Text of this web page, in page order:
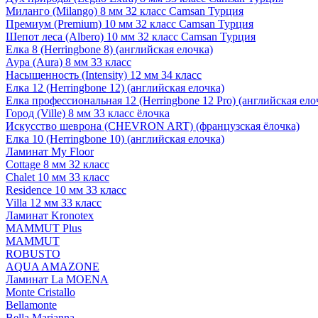
Миланго (Milango) 8 мм 32 класс Camsan Турция
Премиум (Premium) 10 мм 32 класс Camsan Турция
Шепот леса (Albero) 10 мм 32 класс Camsan Турция
Елка 8 (Herringbone 8) (английская елочка)
Аура (Aura) 8 мм 33 класс
Насыщенность (Intensity) 12 мм 34 класс
Елка 12 (Herringbone 12) (английская елочка)
Елка профессиональная 12 (Herringbone 12 Pro) (английская
Город (Ville) 8 мм 33 класс ёлочка
Искусство шеврона (CHEVRON ART) (французская ёлочка)
Елка 10 (Herringbone 10) (английская елочка)
Ламинат My Floor
Cottage 8 мм 32 класс
Chalet 10 мм 33 класс
Residence 10 мм 33 класс
Villa 12 мм 33 класс
Ламинат Kronotex
MAMMUT Plus
MAMMUT
ROBUSTO
AQUA AMAZONE
Ламинат La MOENA
Monte Cristallo
Bellamonte